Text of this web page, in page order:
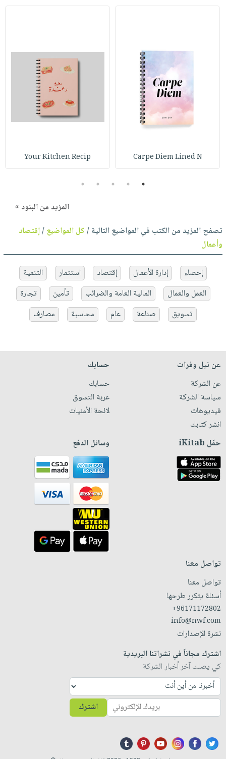
Carpe Diem Lined N
Your Kitchen Recip
1
2
3
4
5
المزيد من البنود »
تصفح المزيد من الكتب في المواضيع التالية /كل المواضيع/إقتصاد
وأعمال
إحصاء إدارة الأعمال إقتصاد استثمار
التنمية
العمل والعمال
المالية العامة والضرائب تأمين
تجارة
تسويق
صناعة عام محاسبة مصارف
عن نيل وفرات
عن الشركة
سياسة الشركة
فيديوهات
انشر كتابك
حسابك
حسابك
عربة التسوق
لائحة الأمنيات
حمّل iKitab وسائل الدفع
تواصل معنا
تواصل معنا
أسئلة يتكرر طرحها
+96171172802
info@nwf.com
نشرة الإصدارات
اشترك مجاناً في نشراتنا البريدية
كي يصلك آخر أخبار الشركة
اشترك